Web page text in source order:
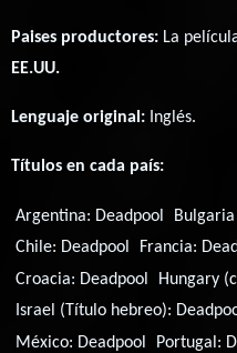
Paises productores: La
EE.UU.
Lenguaje original: Inglés.
Títulos en cada país:
Argentina: Deadpool
Chile: Deadpool Francia:
Croacia: Deadpool Hungary
Israel (Título hebreo):
México: Deadpool Portugal: